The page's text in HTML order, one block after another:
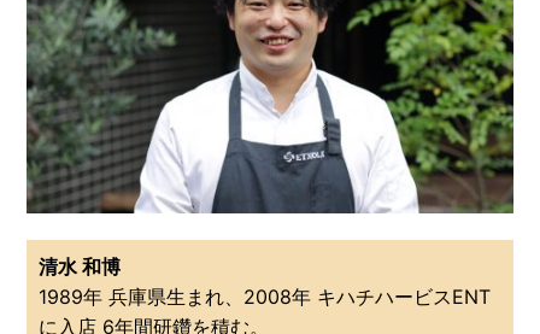
清水 和博
1989年 兵庫県生まれ、2008年 キハチハービスENT
に入店 6年間研鑽を積む。